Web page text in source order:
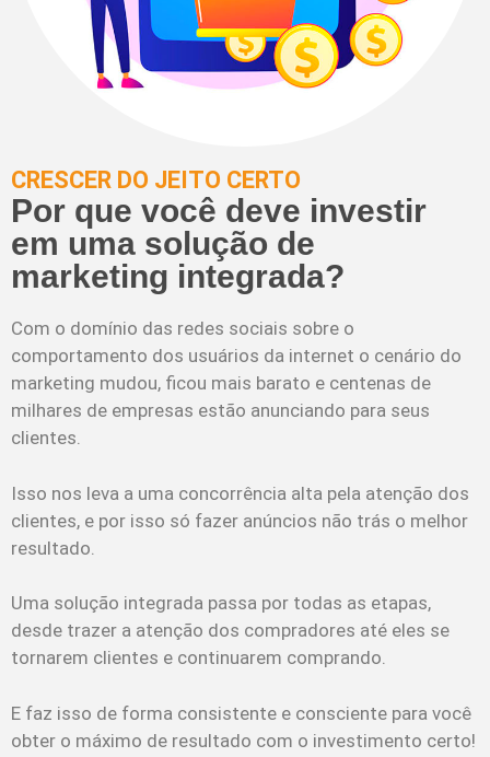
CRESCER DO JEITO CERTO
Por que você deve investir
em uma solução de
marketing integrada?
Com o domínio das redes sociais sobre o
comportamento dos usuários da internet o cenário do
marketing mudou, ficou mais barato e centenas de
milhares de empresas estão anunciando para seus
clientes.
Isso nos leva a uma concorrência alta pela atenção dos
clientes, e por isso só fazer anúncios não trás o melhor
resultado.
Uma solução integrada passa por todas as etapas,
desde trazer a atenção dos compradores até eles se
tornarem clientes e continuarem comprando.
E faz isso de forma consistente e consciente para você
obter o máximo de resultado com o investimento certo!